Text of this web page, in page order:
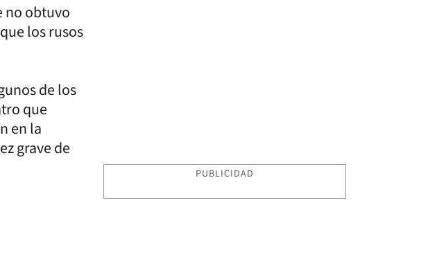
no obtuvo
los rusos
de los
que
en la
grave de
PUBLICIDAD